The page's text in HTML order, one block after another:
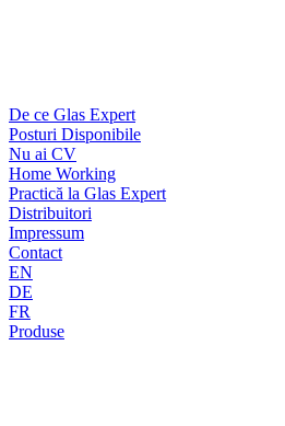
De ce Glas Expert
Posturi Disponibile
Nu ai CV
Home Working
Practică la Glas Expert
Distribuitori
Impressum
Contact
EN
DE
FR
Produse